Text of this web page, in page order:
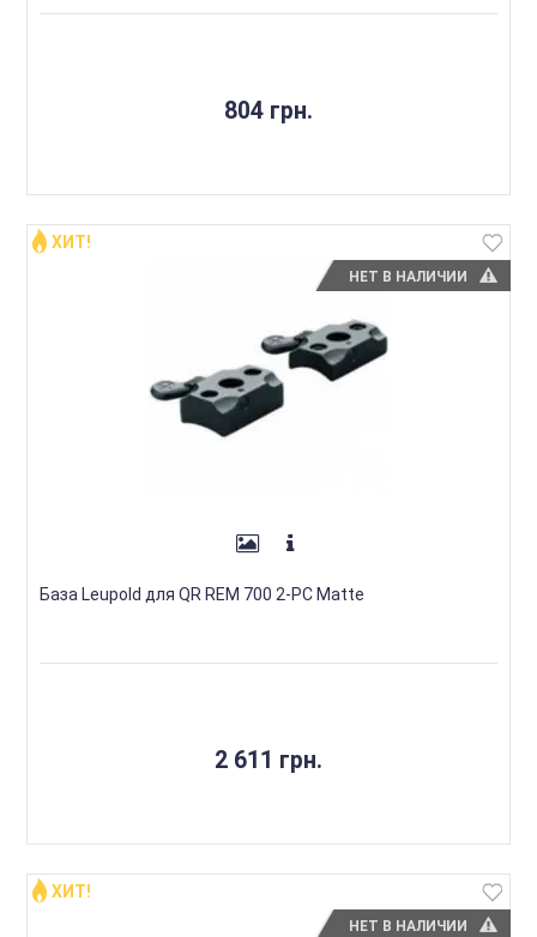
804 грн.
НЕТ В НАЛИЧИИ
ХИТ!
База Leupold для QR REM 700 2-PC Matte
2 611 грн.
НЕТ В НАЛИЧИИ
ХИТ!